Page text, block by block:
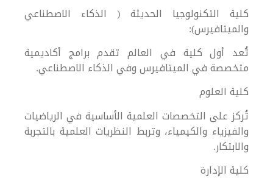
كلية التكنولوجيا الحديثة ( الذكاء الاصطناعي
والميتافيرس):
تُعد أول كلية في العالم تقدم برامج أكاديمية
متخصصة في الميتافيرس وفي الذكاء الاصطناعي.
كلية العلوم
تُركز على التخصصات العلمية الأساسية في الرياضيات
والفيزياء والكيمياء، وتربط النظريات العلمية بالتجربة
والابتكار.
كلية الإدارة